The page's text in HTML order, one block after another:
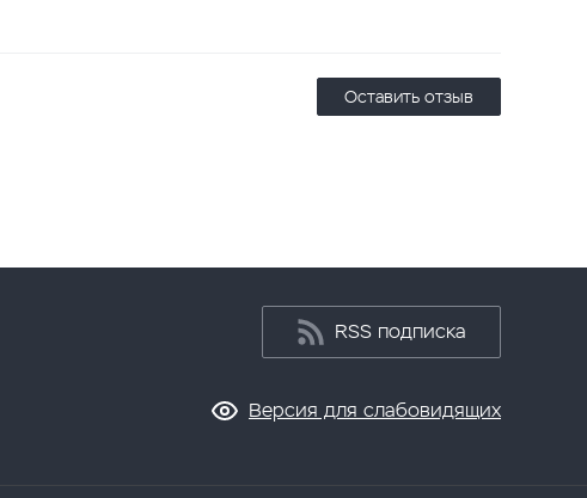
Оставить отзыв
RSS подписка
Версия для слабовидящих